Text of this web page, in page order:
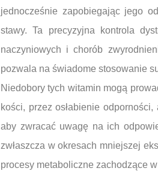
jednocześnie zapobiegając jego
stawy. Ta precyzyjna kontrola
naczyniowych i chorób
pozwala na świadome stosowanie
Niedobory tych witamin mogą
kości, przez osłabienie
aby zwracać uwagę na ich
zwłaszcza w okresach mniejszej
procesy metaboliczne zachodzące